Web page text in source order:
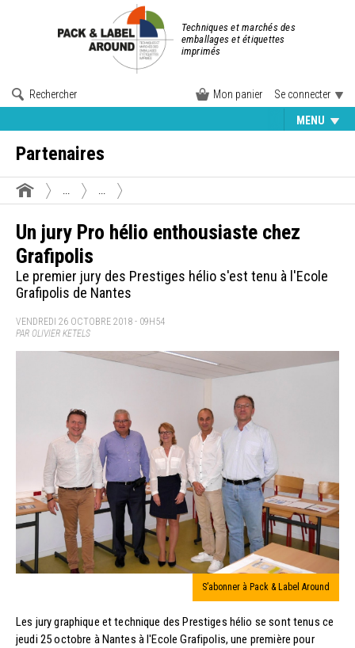
Techniques et marchés des
emballages et étiquettes
imprimés
Rechercher Mon panier Se connecter
MENU
Partenaires
Un jury Pro hélio enthousiaste chez
Grafipolis
Le premier jury des Prestiges hélio s'est tenu à l'Ecole
Grafipolis de Nantes
VENDREDI 26 OCTOBRE 2018 - 09H54
PAR OLIVIER KETELS
S’abonner à Pack & Label Around
Les jury graphique et technique des Prestiges hélio se sont tenus ce
jeudi 25 octobre à Nantes à l'Ecole Grafipolis, une première pour